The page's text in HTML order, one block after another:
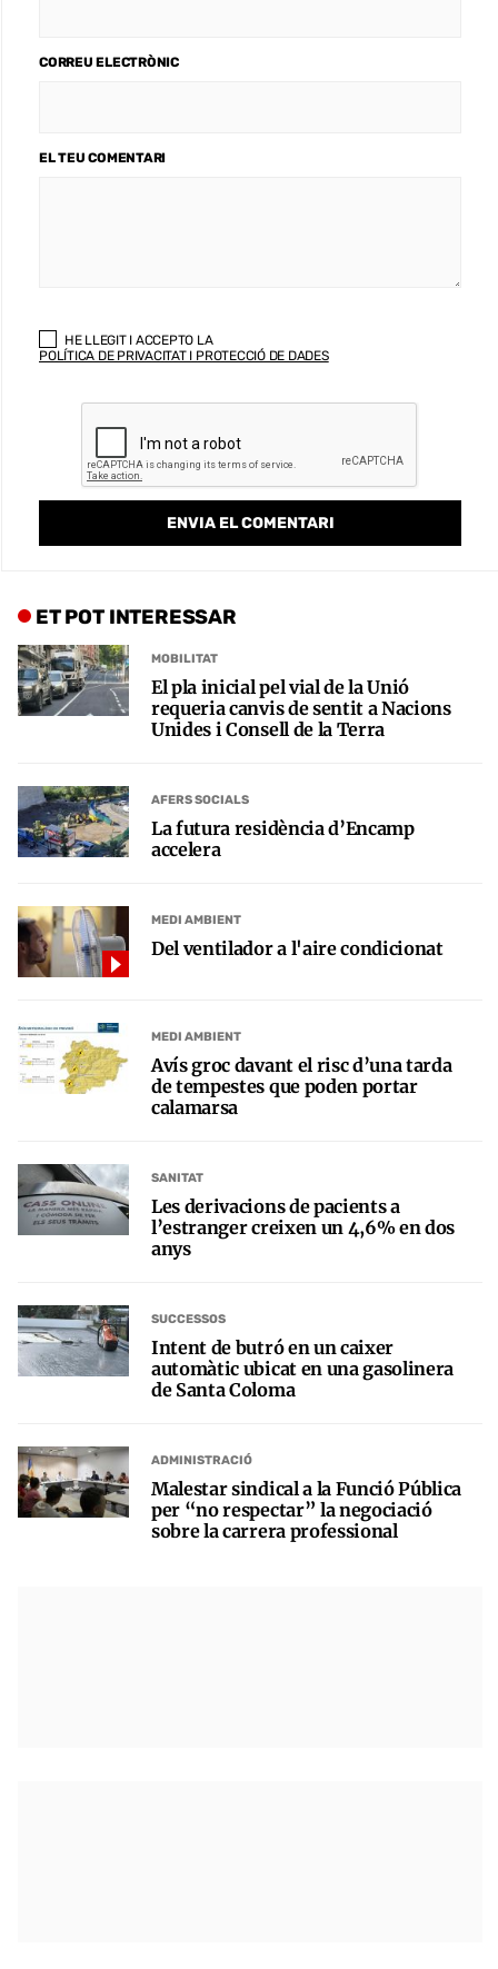
CORREU ELECTRÒNIC
EL TEU COMENTARI
HE LLEGIT I ACCEPTO LA
POLÍTICA DE PRIVACITAT I PROTECCIÓ DE DADES
ET POT INTERESSAR
MOBILITAT
El pla inicial pel vial de la Unió
requeria canvis de sentit a Nacions
Unides i Consell de la Terra
AFERS SOCIALS
La futura residència d’Encamp
accelera
MEDI AMBIENT
Del ventilador a l'aire condicionat
MEDI AMBIENT
Avís groc davant el risc d’una tarda
de tempestes que poden portar
calamarsa
SANITAT
Les derivacions de pacients a
l’estranger creixen un 4,6% en dos
anys
SUCCESSOS
Intent de butró en un caixer
automàtic ubicat en una gasolinera
de Santa Coloma
ADMINISTRACIÓ
Malestar sindical a la Funció Pública
per “no respectar” la negociació
sobre la carrera professional